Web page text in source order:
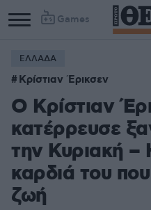
Games
ΕΛΛΑΔΑ
Κρίστιαν Έρικσεν
Ο Κρίστιαν
κατέρρευσε
την Κυριακή –
καρδιά του
ζωή